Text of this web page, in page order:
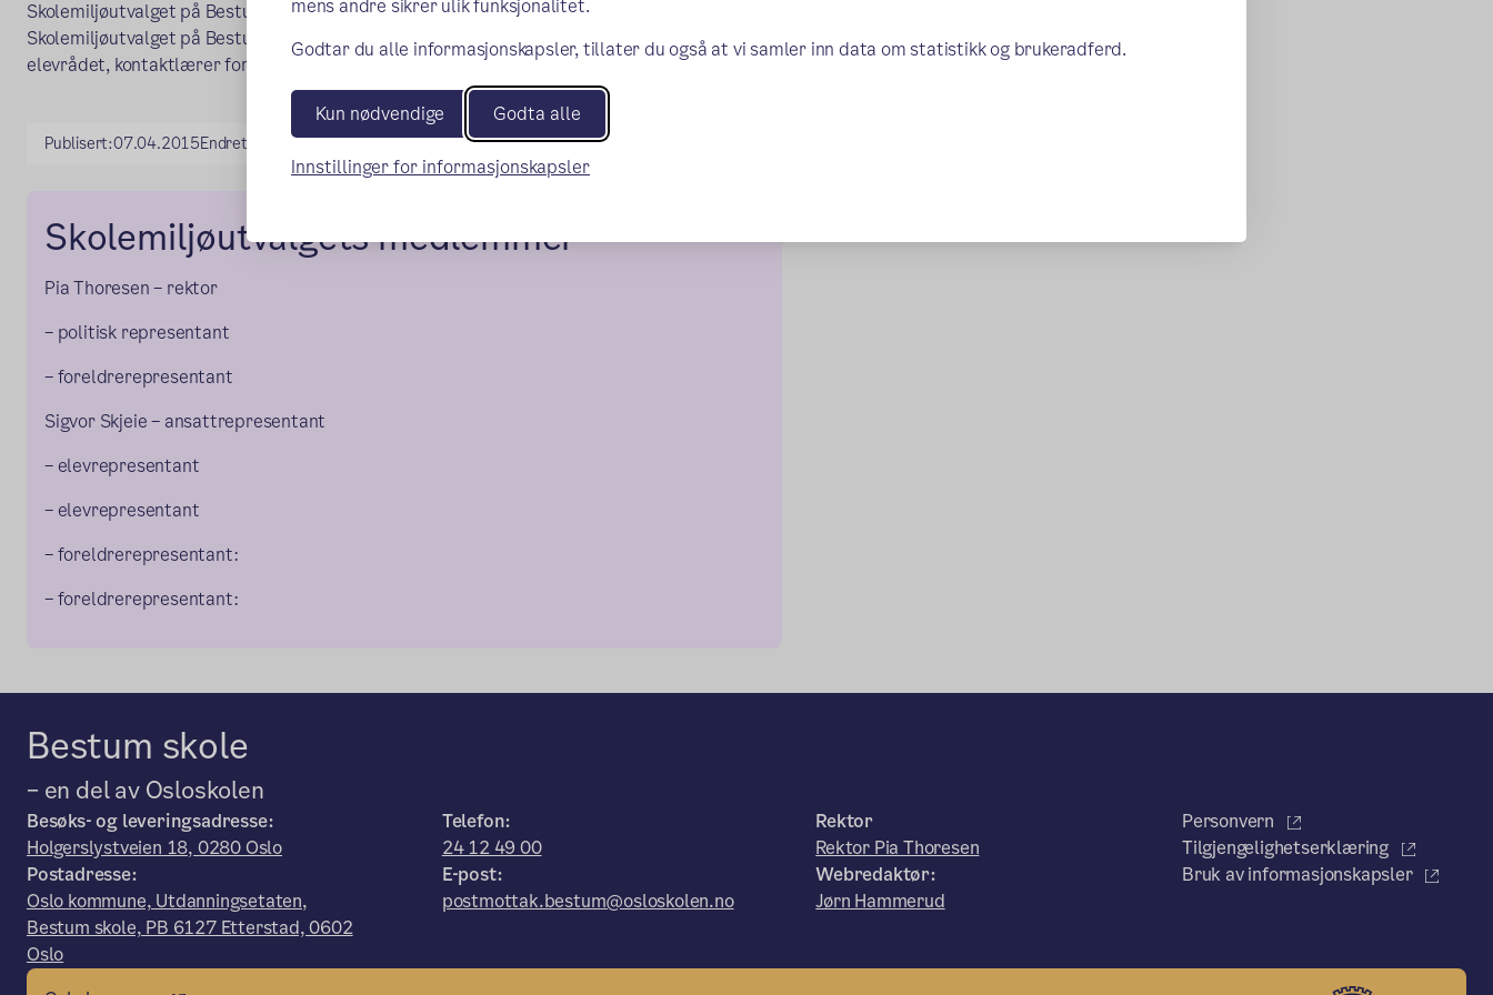
mens andre sikrer ulik funksjonalitet.
Godtar du alle informasjonskapsler, tillater du også at vi samler inn data om statistikk og brukeradferd.
Kun nødvendige Godta alle
Innstillinger for informasjonskapsler
Skolemiljøutvalget på Bestum skole har møter i slutten av hvert semester.
Skolemiljøutvalget på Bestum består av to foreldrerepresentanter, leder og nestleder i
elevrådet, kontaktlærer for elevrådet og en kommunal oppnevnt representant.
Publisert:07.04.2015Endret: 19.05.2020
Skolemiljøutvalgets medlemmer
Pia Thoresen – rektor
– politisk representant
– foreldrerepresentant
Sigvor Skjeie – ansattrepresentant
– elevrepresentant
– elevrepresentant
– foreldrerepresentant:
– foreldrerepresentant:
Bestum skole
– en del av Osloskolen
Besøks- og leveringsadresse:
Holgerslystveien 18, 0280 Oslo
Postadresse:
Oslo kommune, Utdanningsetaten,
Bestum skole, PB 6127 Etterstad, 0602
Oslo
Telefon:
24 12 49 00
E-post:
postmottak.bestum@osloskolen.no
Rektor
Rektor Pia Thoresen
Webredaktør:
Jørn Hammerud
Personvern
Tilgjengelighetserklæring
Bruk av informasjonskapsler